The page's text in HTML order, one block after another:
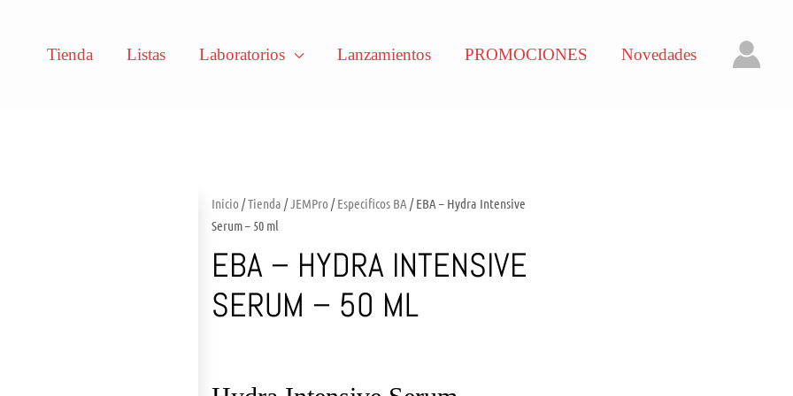
Tienda Listas Laboratorios Lanzamientos PROMOCIONES Novedades
Inicio /Tienda /JEMPro /Especificos BA / EBA – Hydra Intensive
Serum – 50 ml
EBA – HYDRA INTENSIVE
SERUM – 50 ML